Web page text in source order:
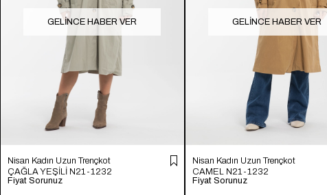
GELINCE HABER VER
Nisan Kadın Uzun Trençkot
ÇAĞLA YEŞİLİ N21-1232
Fiyat Sorunuz
GELINCE HABER VER
Nisan Kadın Uzun Trençkot
CAMEL N21-1232
Fiyat Sorunuz